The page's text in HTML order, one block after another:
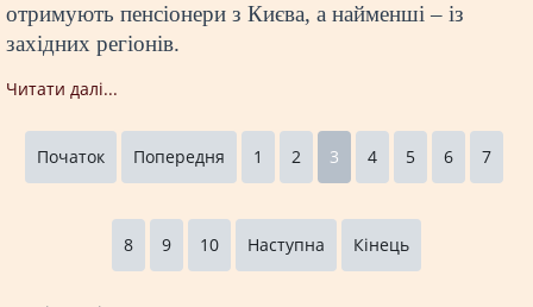
отримують пенсіонери з Києва, а найменші – із
західних регіонів.
Читати далi...
Початок Попередня 1 2 3 4 5 6 7
8 9 10 Наступна Кінець